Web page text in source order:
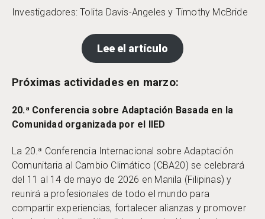
Investigadores: Tolita Davis-Angeles y Timothy McBride
Lee el artículo
Próximas actividades en marzo:
20.ª Conferencia sobre Adaptación Basada en la
Comunidad organizada por el IIED
La 20.ª Conferencia Internacional sobre Adaptación
Comunitaria al Cambio Climático (CBA20) se celebrará
del 11 al 14 de mayo de 2026 en Manila (Filipinas) y
reunirá a profesionales de todo el mundo para
compartir experiencias, fortalecer alianzas y promover